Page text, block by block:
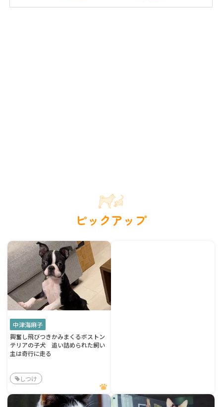
ピックアップ
中津海麻子
興奮し飛びつきかみまくるボストン
テリアの子犬 追い詰められた飼い
主は奇行に走る
しつけ